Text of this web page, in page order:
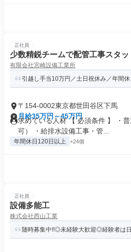
正社員
少数精鋭チームで配管工事スタッ
有限会社宮崎設備工業所
引越し手当10万円／土日祝休み／年間休
〒154-0002東京都世田谷区下馬
月給35万円～45万円
求めている人材 【 必須条件 】 ・
可） ・給排水設備工事・管...
年間休日120日以上 +24個
正社員
設備多能工
株式会社西山工業
随時募集中!!◎未経験大歓迎◎経験者は